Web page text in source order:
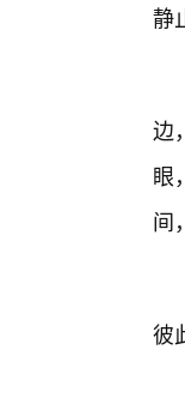
静
边
眼
间
彼